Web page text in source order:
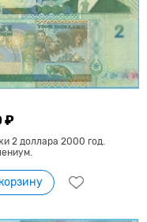
₽
2 доллара 2000 год.